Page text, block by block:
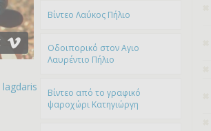
lagdaris
Βίντεο Λαύκος Πήλιο
Οδοιπορικό στον Αγιο
Λαυρέντιο Πήλιο
Βίντεο από το γραφικό
ψαροχώρι Kατηγιώργη